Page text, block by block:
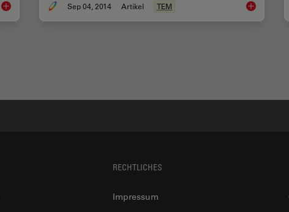
Immersion Freezing for Cryo-Transmission Electron Microscopy: Applications
Sep 04, 2014 Artikel TEM Glycerol
RECHTLICHES
Impressum